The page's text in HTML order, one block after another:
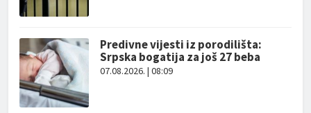
Predivne vijesti iz porodilišta:
Srpska bogatija za još 27 beba
07.08.2026. | 08:09